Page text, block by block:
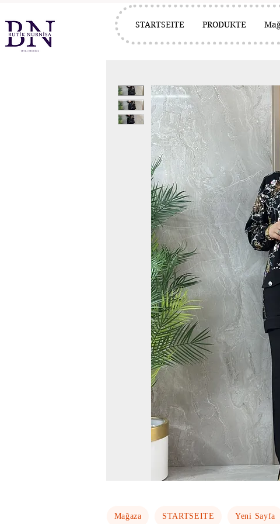
STARTSEITE PRODUKTE
Mağaza STARTSEITE Yeni Sayfa